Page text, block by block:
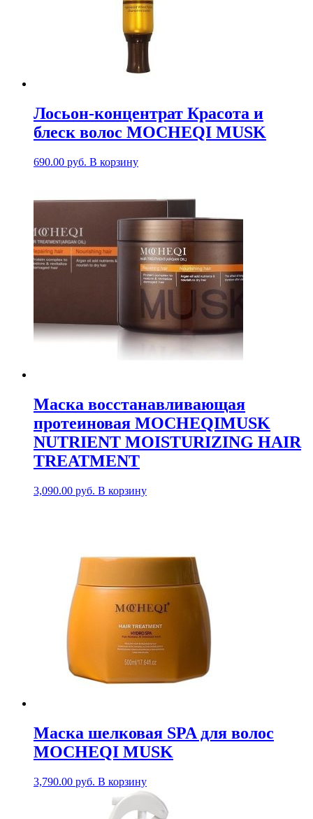
Лосьон-концентрат Красота и
блеск волос MOCHEQI MUSK
690.00 руб. В корзину
Маска восстанавливающая
протеиновая MOCHEQIMUSK
NUTRIENT MOISTURIZING HAIR
TREATMENT
3,090.00 руб. В корзину
Маска шелковая SPA для волос
MOCHEQI MUSK
3,790.00 руб. В корзину